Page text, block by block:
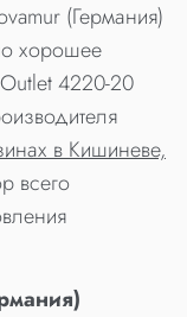
(Германия)
хорошее
4220-20
в Кишиневе,
всего